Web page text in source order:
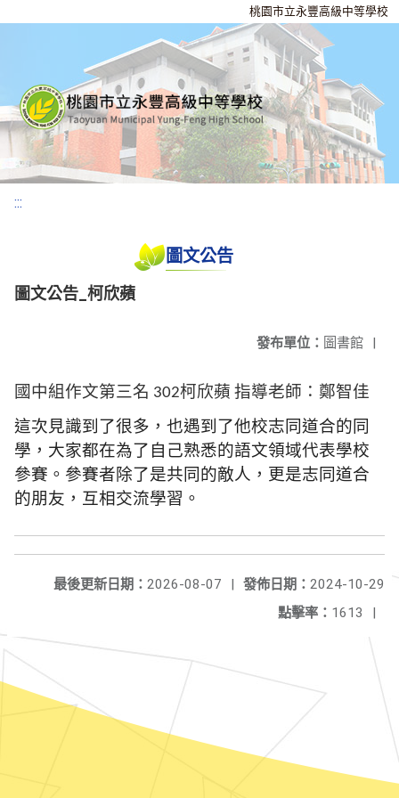
桃園市立永豐高級中等學校
:::
圖文公告
圖文公告_柯欣蘋
發布單位： 圖書館 |
國中組作文第三名 302柯欣蘋 指導老師：鄭智佳
這次見識到了很多，也遇到了他校志同道合的同
學，大家都在為了自己熟悉的語文領域代表學校
參賽。參賽者除了是共同的敵人，更是志同道合
的朋友，互相交流學習。
發佈日期： 2024-10-29
最後更新日期： 2026-08-07
|
點擊率： 1613 |